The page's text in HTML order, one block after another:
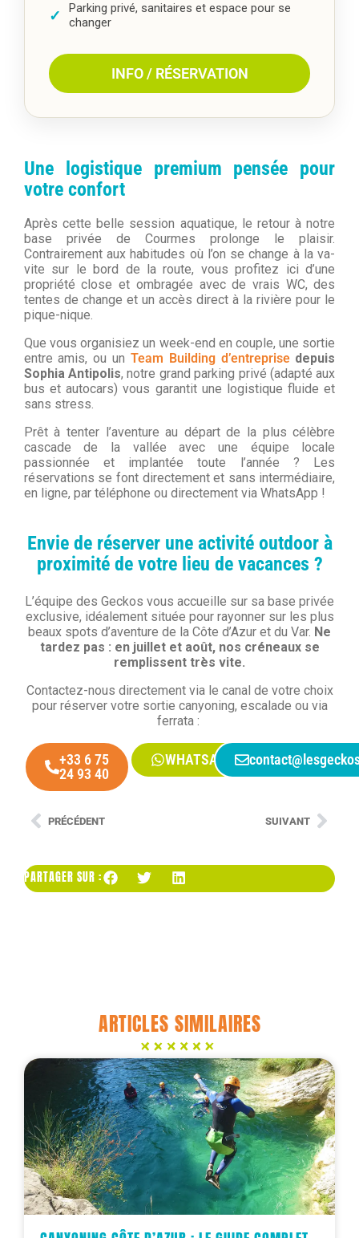
✓
Parking privé, sanitaires et espace pour se
changer
INFO / RÉSERVATION
Une logistique premium pensée pour
votre confort
Après cette belle session aquatique, le retour à notre
base privée de Courmes prolonge le plaisir.
Contrairement aux habitudes où l’on se change à la va-
vite sur le bord de la route, vous profitez ici d’une
propriété close et ombragée avec de vrais WC, des
tentes de change et un accès direct à la rivière pour le
pique-nique.
Que vous organisiez un week-end en couple, une sortie
entre amis, ou un Team Building d’entreprise depuis
Sophia Antipolis, notre grand parking privé (adapté aux
bus et autocars) vous garantit une logistique fluide et
sans stress.
Prêt à tenter l’aventure au départ de la plus célèbre
cascade de la vallée avec une équipe locale
passionnée et implantée toute l’année ? Les
réservations se font directement et sans intermédiaire,
en ligne, par téléphone ou directement via WhatsApp !
Envie de réserver une activité outdoor à
proximité de votre lieu de vacances ?
L’équipe des Geckos vous accueille sur sa base privée
exclusive, idéalement située pour rayonner sur les plus
beaux spots d’aventure de la Côte d’Azur et du Var. Ne
tardez pas : en juillet et août, nos créneaux se
remplissent très vite.
Contactez-nous directement via le canal de votre choix
pour réserver votre sortie canyoning, escalade ou via
ferrata :
+33 6 75
24 93 40
WHATSAPP
PRÉCÉDENT SUIVANT
PARTAGER SUR :
ARTICLES SIMILAIRES